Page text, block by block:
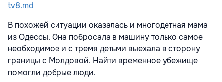
tv8.md
В похожей ситуации оказалась и многодетная мама
из Одессы. Она побросала в машину только самое
необходимое и с тремя детьми выехала в сторону
границы с Молдовой. Найти временное убежище
помогли добрые люди.